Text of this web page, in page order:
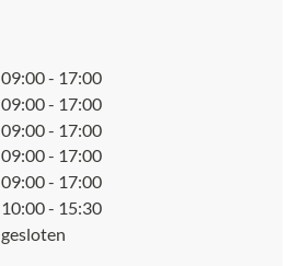
09:00 - 17:00
09:00 - 17:00
09:00 - 17:00
09:00 - 17:00
09:00 - 17:00
10:00 - 15:30
gesloten